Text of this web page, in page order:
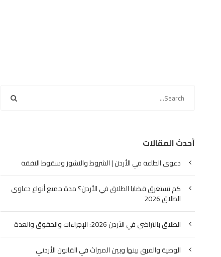
أحدث المقالات
دعوى الطاعة في الأردن | الشروط والنشوز وسقوط النفقة
كم تستغرق قضايا الطلاق في الأردن؟ مدة جميع أنواع دعاوى
الطلاق 2026
الطلاق بالتراضي في الأردن 2026: الإجراءات والحقوق والعدة
الوصية والفرق بينها وبين الميراث في القانون الأردني